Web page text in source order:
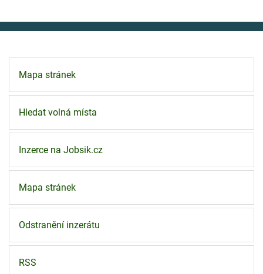
Mapa stránek
Hledat volná místa
Inzerce na Jobsik.cz
Mapa stránek
Odstranění inzerátu
RSS